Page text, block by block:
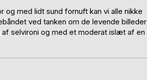
og med lidt sund fornuft kan vi alle nikke
ved tanken om de levende billeder
selvironi og med et moderat islæt af en